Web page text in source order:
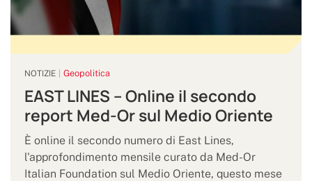
NOTIZIE Geopolitica
EAST LINES – Online il secondo
report Med-Or sul Medio Oriente
È online il secondo numero di East Lines,
l'approfondimento mensile curato da Med-Or
Italian Foundation sul Medio Oriente, questo mese